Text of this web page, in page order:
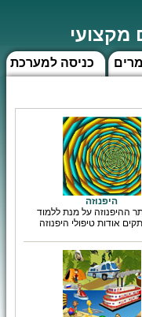
כניסה למערכת
היפנוזה
ההיפנוזה על מנת ללמוד
אודות טיפולי היפנוזה